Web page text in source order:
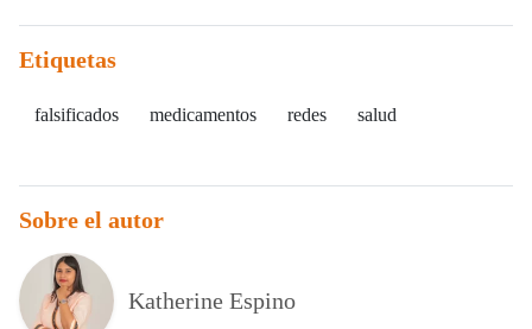
Etiquetas
falsificados medicamentos redes salud
Sobre el autor
Katherine Espino